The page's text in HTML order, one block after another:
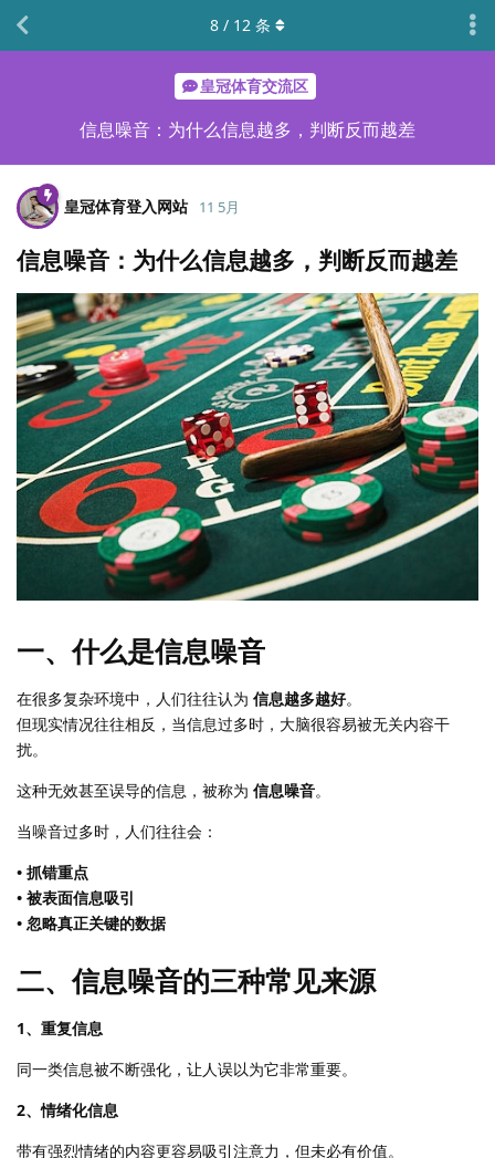
皇冠体育交流区
信息噪音：为什么信息越多，判断反而越差
8 / 12 条
皇冠体育登入网站 11 5月
信息噪音：为什么信息越多，判断反而越差
一、什么是信息噪音
在很多复杂环境中，人们往往认为 信息越多越好。
但现实情况往往相反，当信息过多时，大脑很容易被无关内容干
扰。
这种无效甚至误导的信息，被称为 信息噪音。
当噪音过多时，人们往往会：
• 抓错重点
• 被表面信息吸引
• 忽略真正关键的数据
二、信息噪音的三种常见来源
1、重复信息
同一类信息被不断强化，让人误以为它非常重要。
2、情绪化信息
带有强烈情绪的内容更容易吸引注意力，但未必有价值。